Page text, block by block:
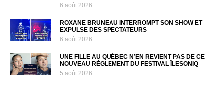
6 août 2026
ROXANE BRUNEAU INTERROMPT SON SHOW ET
EXPULSE DES SPECTATEURS
6 août 2026
UNE FILLE AU QUÉBEC N’EN REVIENT PAS DE CE
NOUVEAU RÈGLEMENT DU FESTIVAL ÎLESONIQ
5 août 2026